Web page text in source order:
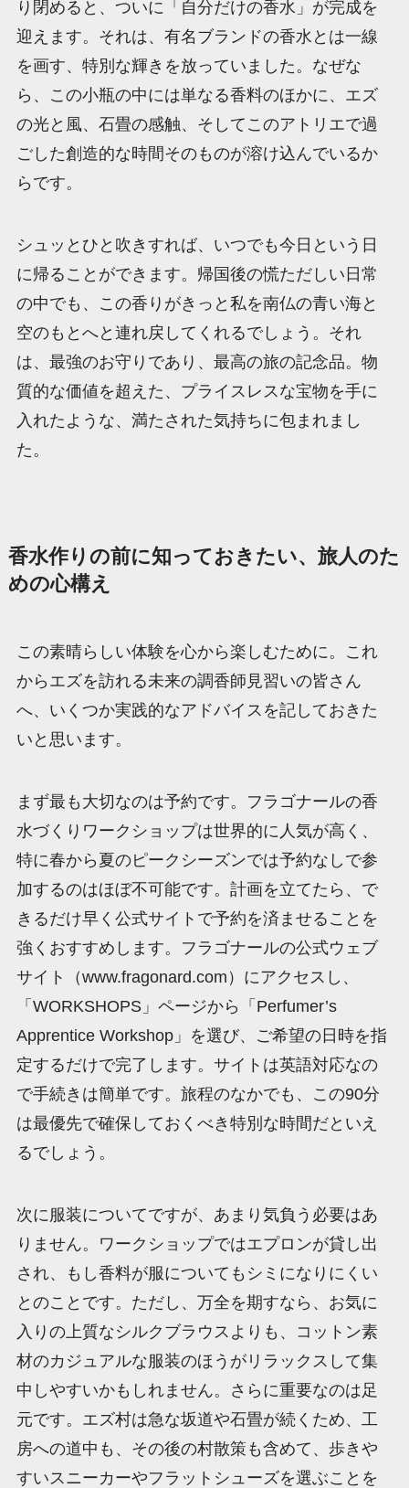
り閉めると、ついに「自分だけの香水」が完成を
迎えます。それは、有名ブランドの香水とは一線
を画す、特別な輝きを放っていました。なぜな
ら、この小瓶の中には単なる香料のほかに、エズ
の光と風、石畳の感触、そしてこのアトリエで過
ごした創造的な時間そのものが溶け込んでいるか
らです。
シュッとひと吹きすれば、いつでも今日という日
に帰ることができます。帰国後の慌ただしい日常
の中でも、この香りがきっと私を南仏の青い海と
空のもとへと連れ戻してくれるでしょう。それ
は、最強のお守りであり、最高の旅の記念品。物
質的な価値を超えた、プライスレスな宝物を手に
入れたような、満たされた気持ちに包まれまし
た。
香水作りの前に知っておきたい、旅人のた
めの心構え
この素晴らしい体験を心から楽しむために。これ
からエズを訪れる未来の調香師見習いの皆さん
へ、いくつか実践的なアドバイスを記しておきた
いと思います。
まず最も大切なのは予約です。フラゴナールの香
水づくりワークショップは世界的に人気が高く、
特に春から夏のピークシーズンでは予約なしで参
加するのはほぼ不可能です。計画を立てたら、で
きるだけ早く公式サイトで予約を済ませることを
強くおすすめします。フラゴナールの公式ウェブ
サイト（www.fragonard.com）にアクセスし、
「WORKSHOPS」ページから「Perfumer’s
Apprentice Workshop」を選び、ご希望の日時を指
定するだけで完了します。サイトは英語対応なの
で手続きは簡単です。旅程のなかでも、この90分
は最優先で確保しておくべき特別な時間だといえ
るでしょう。
次に服装についてですが、あまり気負う必要はあ
りません。ワークショップではエプロンが貸し出
され、もし香料が服についてもシミになりにくい
とのことです。ただし、万全を期すなら、お気に
入りの上質なシルクブラウスよりも、コットン素
材のカジュアルな服装のほうがリラックスして集
中しやすいかもしれません。さらに重要なのは足
元です。エズ村は急な坂道や石畳が続くため、工
房への道中も、その後の村散策も含めて、歩きや
すいスニーカーやフラットシューズを選ぶことを